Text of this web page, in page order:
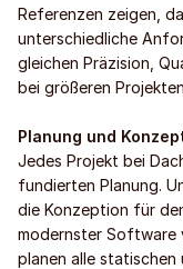
Referenzen zeigen,
unterschiedliche
gleichen Präzision,
bei größeren
Planung und
Jedes Projekt bei
fundierten Planung.
die Konzeption für
modernster Software
planen alle